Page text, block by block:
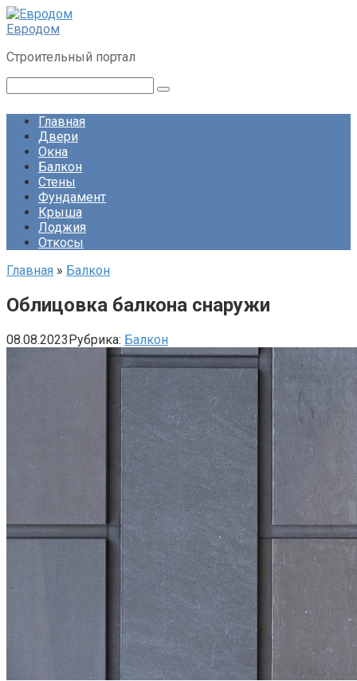
Перейти
к
Евродом
Строительный портал
Главная
Двери
Окна
Балкон
Стены
Фундамент
Крыша
Лоджия
Откосы
Главная » Балкон
Облицовка балкона снаружи
08.08.2023Рубрика: Балкон